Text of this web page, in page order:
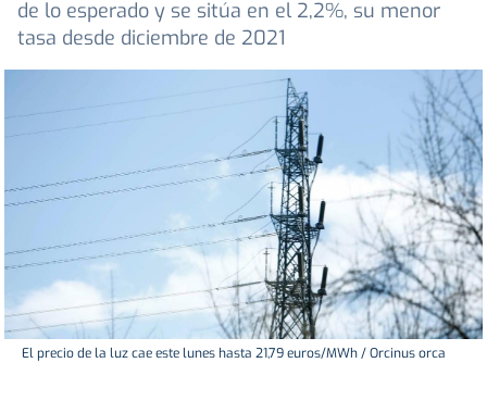
de lo esperado y se sitúa en el 2,2%, su menor
tasa desde diciembre de 2021
El precio de la luz cae este lunes hasta 21,79 euros/MWh / Orcinus orca